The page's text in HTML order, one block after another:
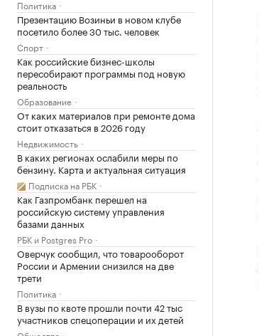
Политика
Презентацию Возиньи в новом клубе
посетило более 30 тыс. человек
Спорт
Как российские бизнес-школы
пересобирают программы под новую
реальность
Образование
От каких материалов при ремонте дома
стоит отказаться в 2026 году
Недвижимость
В каких регионах ослабили меры по
бензину. Карта и актуальная ситуация
Подписка на РБК
Как Газпромбанк перешел на
российскую систему управления
базами данных
РБК и Postgres Pro
Оверчук сообщил, что товарооборот
России и Армении снизился на две
трети
Политика
В вузы по квоте прошли почти 42 тыс
участников спецоперации и их детей